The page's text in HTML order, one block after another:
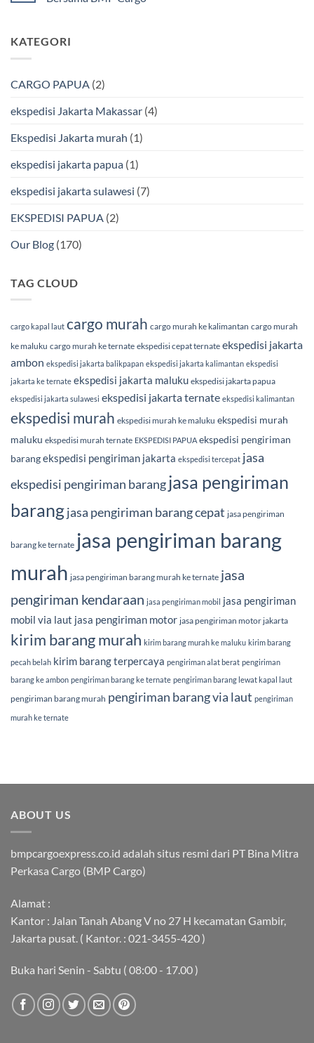
Murah
Bmp
Cargo
Ekspedisi
Laut
Bersama
&
pada
Ekspedisi
Laut
BMP
KATEGORI
CARGO PAPUA (2)
ekspedisi Jakarta Makassar (4)
Ekspedisi Jakarta murah (1)
ekspedisi jakarta papua (1)
ekspedisi jakarta sulawesi (7)
EKSPEDISI PAPUA (2)
Our Blog (170)
TAG CLOUD
cargo kapal laut cargo murah cargo murah ke kalimantan cargo murah
ke maluku cargo murah ke ternate ekspedisi cepat ternate ekspedisi jakarta
ambon ekspedisi jakarta balikpapan ekspedisi jakarta kalimantan ekspedisi
jakarta ke ternate ekspedisi jakarta maluku ekspedisi jakarta papua
ekspedisi jakarta sulawesi ekspedisi jakarta ternate ekspedisi kalimantan
ekspedisi murah ekspedisi murah ke maluku ekspedisi murah
maluku ekspedisi murah ternate EKSPEDISI PAPUA ekspedisi pengiriman
barangekspedisi pengiriman jakarta ekspedisi tercepat jasa
ekspedisi pengiriman barangjasa pengiriman
barangjasa pengiriman barang cepat jasa pengiriman
barang ke ternate jasa pengiriman barang
murah jasa pengiriman barang murah ke ternate jasa
pengiriman kendaraan jasa pengiriman mobil
jasa pengiriman
mobil via laut jasa pengiriman motor jasa pengiriman motor jakarta
kirim barang murah kirim barang murah ke maluku kirim barang
pecah belah kirim barang terpercaya pengiriman alat berat pengiriman
barang ke ambon pengiriman barang ke ternate pengiriman barang lewat kapal laut
pengiriman barang murah pengiriman barang via laut pengiriman
murah ke ternate
ABOUT US
bmpcargoexpress.co.id adalah situs resmi dari PT Bina Mitra
Perkasa Cargo (BMP Cargo)
Alamat :
Kantor : Jalan Tanah Abang V no 27 H kecamatan Gambir,
Jakarta pusat. ( Kantor. : 021-3455-420 )
Buka hari Senin - Sabtu ( 08:00 - 17.00 )